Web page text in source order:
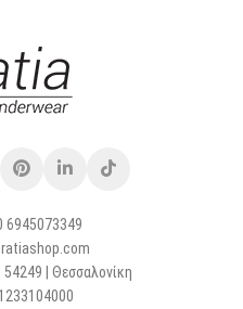
6945073349
| Θεσσαλονίκη